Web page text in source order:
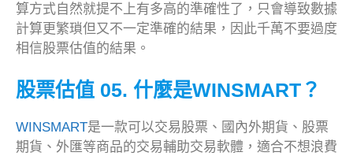
算方式自然就提不上有多高的準確性了，只會導致數據
計算更繁瑣但又不一定準確的結果，因此千萬不要過度
相信股票估值的結果。
股票估值 05. 什麼是WINSMART？
WINSMART是一款可以交易股票、國內外期貨、股票
期貨、外匯等商品的交易輔助交易軟體，適合不想浪費